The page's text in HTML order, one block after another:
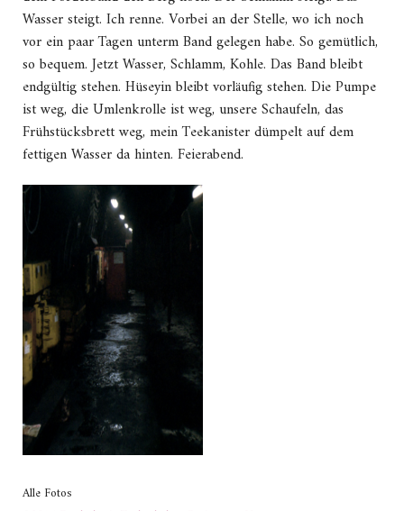
Alle Fotos
Wasser steigt. Ich renne. Vorbei an der Stelle, wo ich noch
vor ein paar Tagen unterm Band gelegen habe. So gemütlich,
so bequem. Jetzt Wasser, Schlamm, Kohle. Das Band bleibt
endgültig stehen. Hüseyin bleibt vorläufig stehen. Die Pumpe
ist weg, die Umlenkrolle ist weg, unsere Schaufeln, das
Frühstücksbrett weg, mein Teekanister dümpelt auf dem
fettigen Wasser da hinten. Feierabend.